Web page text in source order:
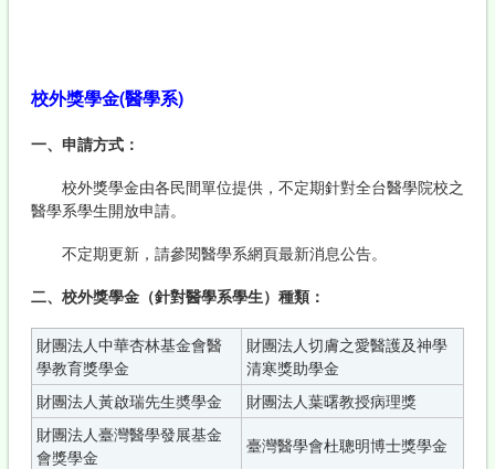
校外獎學金(醫學系)
一、申請方式：
校外獎學金由各民間單位提供，不定期針對全台醫學院校之
醫學系學生開放申請。
不定期更新，請參閱醫學系網頁最新消息公告。
二、校外獎學金（針對醫學系學生）種類：
財團法人中華杏林基金會醫
學教育獎學金
財團法人切膚之愛醫護及神學
清寒獎助學金
財團法人黃啟瑞先生奬學金
財團法人葉曙教授病理獎
財團法人臺灣醫學發展基金
會獎學金
臺灣醫學會杜聰明博士獎學金